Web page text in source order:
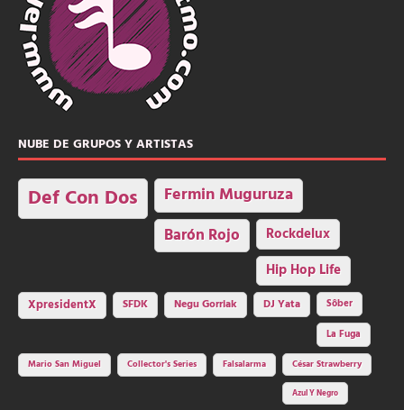
NUBE DE GRUPOS Y ARTISTAS
Def Con Dos Fermin Muguruza
Barón Rojo Rockdelux
Hip Hop Life
XpresidentX SFDK Negu Gorriak DJ Yata
Sôber
La Fuga
Mario San Miguel
Collector's Series Falsalarma César Strawberry
Azul Y Negro